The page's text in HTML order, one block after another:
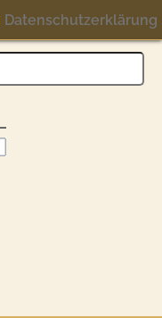
Datenschutzerklärung